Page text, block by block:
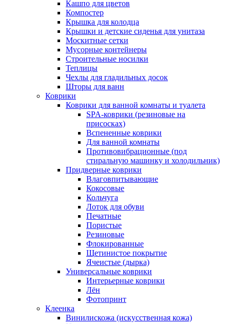
Кашпо для цветов
Компостер
Крышка для колодца
Крышки и детские сиденья для унитаза
Москитные сетки
Мусорные контейнеры
Строительные носилки
Теплицы
Чехлы для гладильных досок
Шторы для ванн
Коврики
Коврики для ванной комнаты и туалета
SPA-коврики (резиновые на
присосках)
Вспененные коврики
Для ванной комнаты
Противовибрационные (под
стиральную машинку и холодильник)
Придверные коврики
Влаговпитывающие
Кокосовые
Кольчуга
Лоток для обуви
Печатные
Пористые
Резиновые
Флокированные
Щетинистое покрытие
Ячеистые (дырка)
Универсальные коврики
Интерьерные коврики
Лён
Фотопринт
Клеенка
Винилискожа (искусственная кожа)